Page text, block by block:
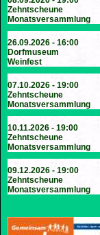
Zehntscheune
Monatsversammlung
26.09.2026 - 16:00
Dorfmuseum
Weinfest
07.10.2026 - 19:00
Zehntscheune
Monatsversammlung
10.11.2026 - 19:00
Zehntscheune
Monatsversammlung
09.12.2026 - 19:00
Zehntscheune
Monatsversammlung